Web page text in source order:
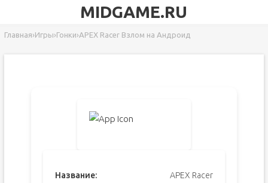
MIDGAME.RU
Главная›Игры›Гонки›APEX Racer Взлом на Андроид
Название: APEX Racer